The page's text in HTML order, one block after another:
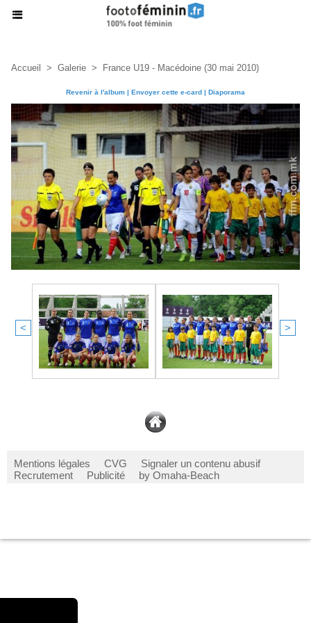
Accueil > Galerie > France U19 - Macédoine (30 mai 2010)
Revenir à l'album | Envoyer cette e-card | Diaporama
< >
Mentions légales CVG
Signaler un contenu abusif
Recrutement
Publicité by Omaha-Beach